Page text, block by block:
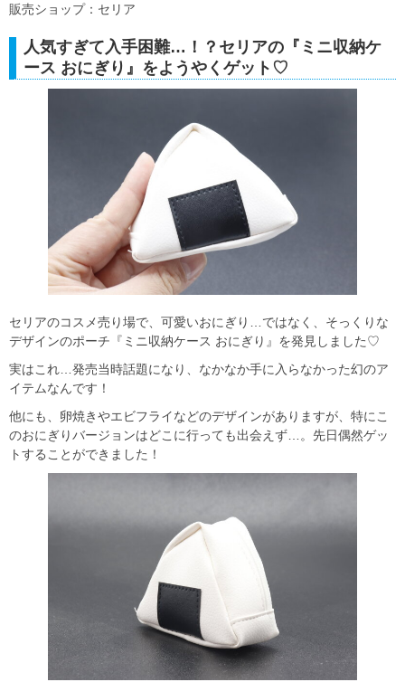
販売ショップ：セリア
人気すぎて入手困難…！？セリアの『ミニ収納ケ
ース おにぎり』をようやくゲット♡
セリアのコスメ売り場で、可愛いおにぎり…ではなく、そっくりな
デザインのポーチ『ミニ収納ケース おにぎり』を発見しました♡
実はこれ…発売当時話題になり、なかなか手に入らなかった幻のア
イテムなんです！
他にも、卵焼きやエビフライなどのデザインがありますが、特にこ
のおにぎりバージョンはどこに行っても出会えず…。先日偶然ゲッ
トすることができました！